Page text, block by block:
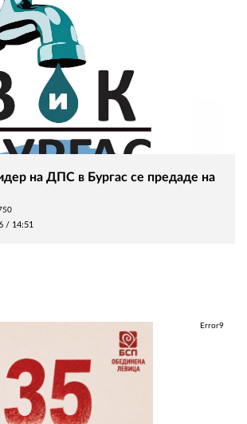
на ДПС в Бургас се предаде на
/ 14:51
Error9